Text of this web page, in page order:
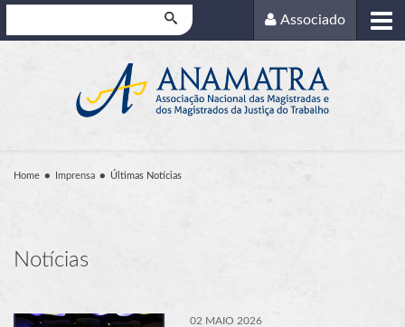
Associado
Home Imprensa Últimas Notícias
Notícias
02 MAIO 2026